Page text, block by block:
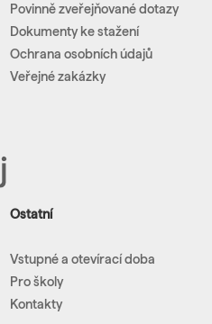
Povinně zveřejňované dotazy
Dokumenty ke stažení
Ochrana osobních údajů
Veřejné zakázky
Ostatní
Vstupné a otevírací doba
Pro školy
Kontakty